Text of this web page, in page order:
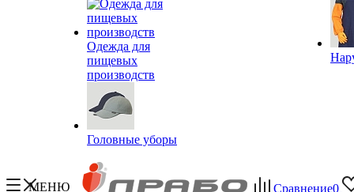
Одежда для
пищевых
производств
Головные уборы
МЕНЮ Сравнение0